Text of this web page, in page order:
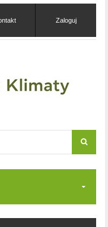
Zaloguj